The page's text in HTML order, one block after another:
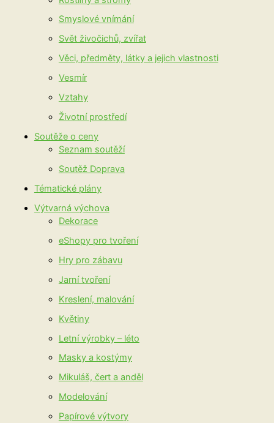
Smyslové vnímání
Svět živočichů, zvířat
Věci, předměty, látky a jejich vlastnosti
Vesmír
Vztahy
Životní prostředí
Soutěže o ceny
Seznam soutěží
Soutěž Doprava
Tématické plány
Výtvarná výchova
Dekorace
eShopy pro tvoření
Hry pro zábavu
Jarní tvoření
Kreslení, malování
Květiny
Letní výrobky – léto
Masky a kostýmy
Mikuláš, čert a anděl
Modelování
Papírové výtvory